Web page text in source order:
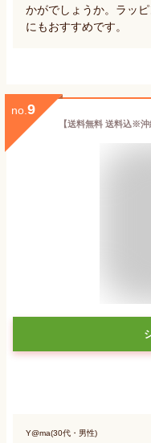
かがでしょうか。ラッ
にもおすすめです。
no. 9
Y@ma(30代・男性)